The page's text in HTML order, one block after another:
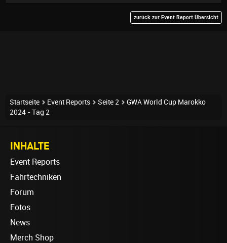
zurück zur Event Report Übersicht
Startseite Event Reports Seite 2
GWA World Cup Marokko
2024 - Tag 2
INHALTE
Event Reports
Fahrtechniken
Forum
Fotos
News
Merch Shop